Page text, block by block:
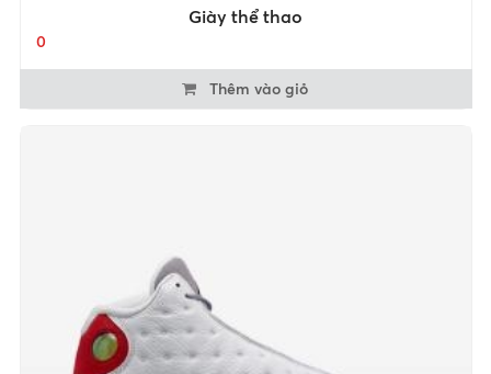
Giày thể thao
0
Thêm vào giỏ